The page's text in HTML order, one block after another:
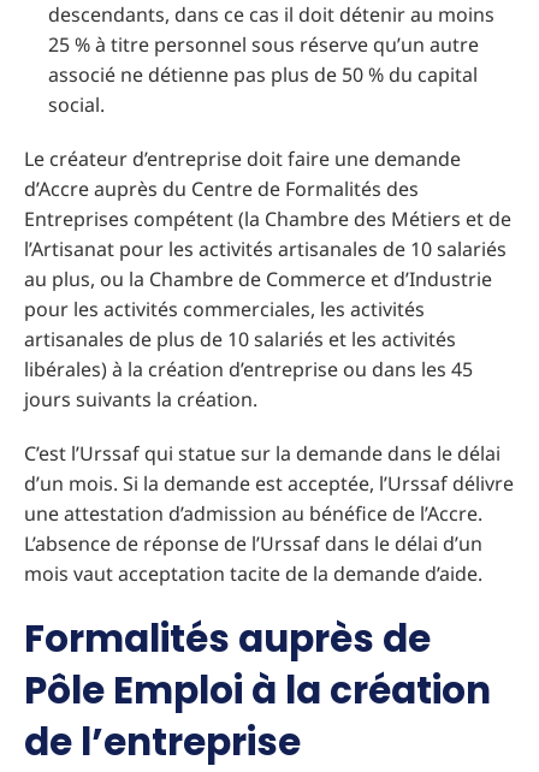
descendants, dans ce cas il doit détenir au moins
25 % à titre personnel sous réserve qu’un autre
associé ne détienne pas plus de 50 % du capital
social.
Le créateur d’entreprise doit faire une demande
d’Accre auprès du Centre de Formalités des
Entreprises compétent (la Chambre des Métiers et de
l’Artisanat pour les activités artisanales de 10 salariés
au plus, ou la Chambre de Commerce et d’Industrie
pour les activités commerciales, les activités
artisanales de plus de 10 salariés et les activités
libérales) à la création d’entreprise ou dans les 45
jours suivants la création.
C’est l’Urssaf qui statue sur la demande dans le délai
d’un mois. Si la demande est acceptée, l’Urssaf délivre
une attestation d’admission au bénéfice de l’Accre.
L’absence de réponse de l’Urssaf dans le délai d’un
mois vaut acceptation tacite de la demande d’aide.
Formalités auprès de
Pôle Emploi à la création
de l’entreprise